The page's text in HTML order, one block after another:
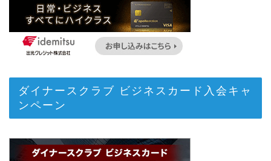
ダイナースクラブ ビジネスカード入会キャ
ンペーン